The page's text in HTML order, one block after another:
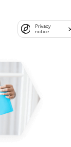
Privacy
notice